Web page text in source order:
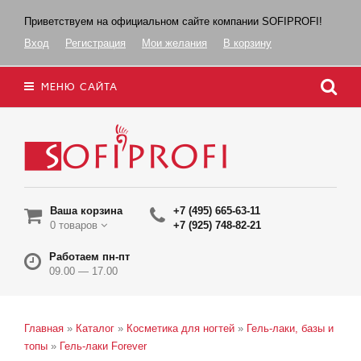
Приветствуем на официальном сайте компании SOFIPROFI!
Вход
Регистрация Мои желания В корзину
МЕНЮ САЙТА
Ваша корзина
0 товаров
+7 (495) 665-63-11
+7 (925) 748-82-21
Работаем пн-пт
09.00 — 17.00
Главная » Каталог » Косметика для ногтей » Гель-лаки, базы и
топы » Гель-лаки Forever